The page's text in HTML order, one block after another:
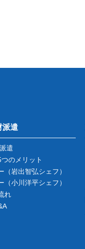
派遣
遣
のメリット
（岩出智弘シェフ）
（小川洋平シェフ）
れ